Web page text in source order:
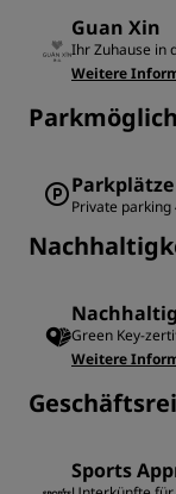
Guan Xin
Ihr Zuhause in
Weitere
Parkplätze
Private
Green Key-
Weitere
Sports